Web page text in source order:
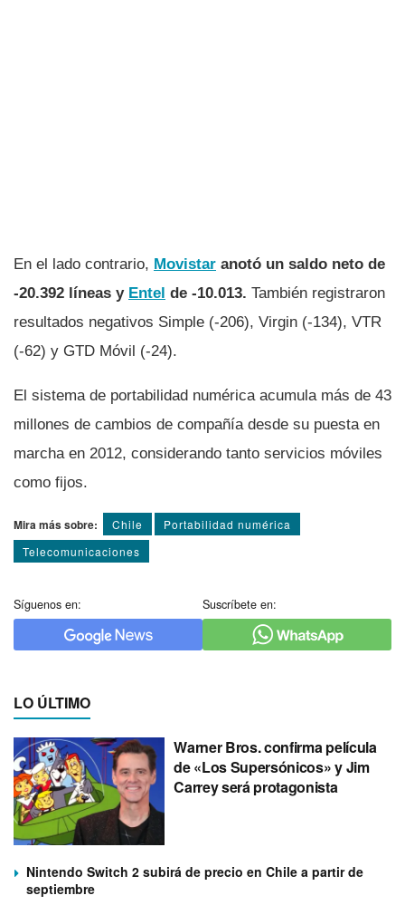
En el lado contrario, Movistar anotó un saldo neto de
-20.392 líneas y Entel de -10.013. También registraron
resultados negativos Simple (-206), Virgin (-134), VTR
(-62) y GTD Móvil (-24).
El sistema de portabilidad numérica acumula más de 43
millones de cambios de compañía desde su puesta en
marcha en 2012, considerando tanto servicios móviles
como fijos.
Mira más sobre: Chile
Portabilidad numérica
Telecomunicaciones
Síguenos en: Suscríbete en:
LO ÚLTIMO
Warner Bros. confirma película
de «Los Supersónicos» y Jim
Carrey será protagonista
Nintendo Switch 2 subirá de precio en Chile a partir de
septiembre